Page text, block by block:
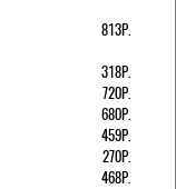
813Р.
318Р.
720Р.
680Р.
459Р.
270Р.
468Р.